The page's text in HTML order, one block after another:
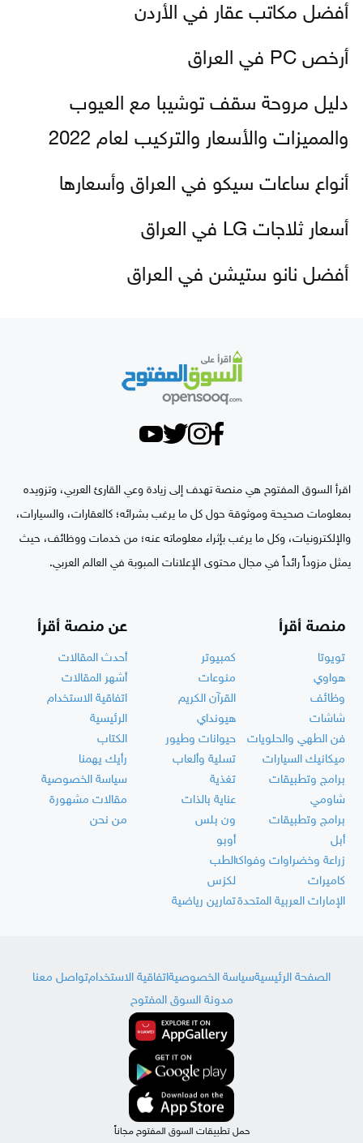
أفضل مكاتب عقار في الأردن
أرخص PC في العراق
دليل مروحة سقف توشيبا مع العيوب
والمميزات والأسعار والتركيب لعام 2022
أنواع ساعات سيكو في العراق وأسعارها
أسعار ثلاجات LG في العراق
أفضل نانو ستيشن في العراق
اقرأ السوق المفتوح هي منصة تهدف إلى زيادة وعي القارئ العربي، وتزويده
بمعلومات صحيحة وموثوقة حول كل ما يرغب بشرائه؛ كالعقارات، والسيارات،
والإلكترونيات، وكل ما يرغب بإثراء معلوماته عنه؛ من خدمات ووظائف، حيث
يمثل مزوداً رائداً في مجال محتوى الإعلانات المبوبة في العالم العربي.
منصة أقرأ
تويوتا
كمبيوتر
هواوي
منوعات
وظائف
القرآن الكريم
شاشات
هيونداي
فن الطهي والحلويات
حيوانات وطيور
ميكانيك السيارات
تسلية وألعاب
برامج وتطبيقات
تغذية
شاومي
عناية بالذات
برامج وتطبيقات
ون بلس
أبل
أوبو
زراعة وخضراوات وفواكهالطب
كاميرات
لكزس
الإمارات العربية المتحدةتمارين رياضية
عن منصة أقرأ
أحدث المقالات
أشهر المقالات
اتفاقية الاستخدام
الرئيسية
الكتاب
رأيك يهمنا
سياسة الخصوصية
مقالات مشهورة
من نحن
الصفحة الرئيسيةسياسة الخصوصيةاتفاقية الاستخدامتواصل معنا
مدونة السوق المفتوح
حمل تطبيقات السوق المفتوح مجاناً